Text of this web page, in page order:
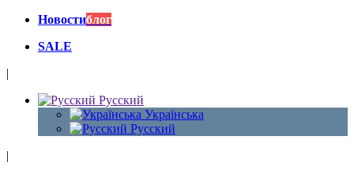
Новостиблог
SALE
|
Русский
Українська
Русский
|